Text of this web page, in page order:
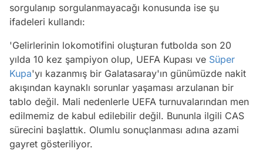
sorgulanıp sorgulanmayacağı konusunda ise şu
ifadeleri kullandı:
'Gelirlerinin lokomotifini oluşturan futbolda son 20
yılda 10 kez şampiyon olup, UEFA Kupası ve Süper
Kupa'yı kazanmış bir Galatasaray'ın günümüzde nakit
akışından kaynaklı sorunlar yaşaması arzulanan bir
tablo değil. Mali nedenlerle UEFA turnuvalarından men
edilmemiz de kabul edilebilir değil. Bununla ilgili CAS
sürecini başlattık. Olumlu sonuçlanması adına azami
gayret gösteriliyor.